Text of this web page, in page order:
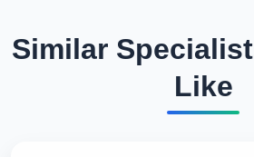
Similar
Like